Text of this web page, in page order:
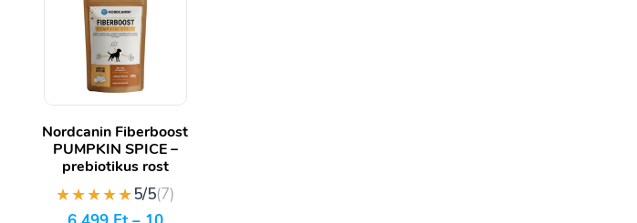
Nordcanin Fiberboost
PUMPKIN SPICE –
prebiotikus rost
★★★★★5/5(7)